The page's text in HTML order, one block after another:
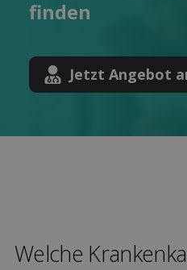
finden
Jetzt Angebot
Welche